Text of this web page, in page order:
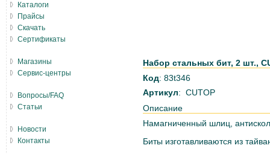
Набор стальных бит, 2 шт.,
Код: 83t346
Артикул: CUTOP
Описание
Намагниченный шлиц,
Биты изготавливаются из
Каталоги
Прайсы
Скачать
Сертификаты
Магазины
Сервис-центры
Вопросы/FAQ
Статьи
Новости
Контакты